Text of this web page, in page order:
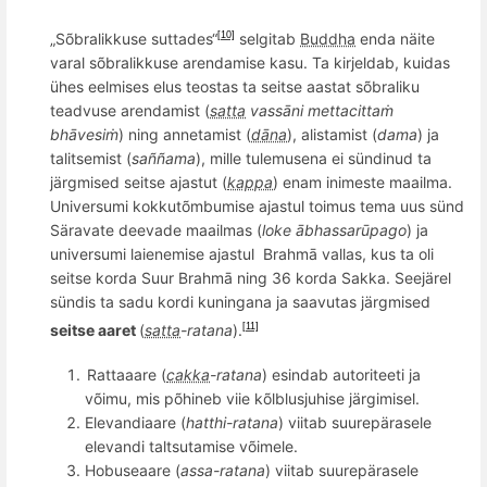
„Sõbralikkuse suttades“[10] selgitab Buddha enda näite
varal sõbralikkuse arendamise kasu. Ta kirjeldab, kuidas
ühes eelmises elus teostas ta seitse aastat sõbraliku
teadvuse arendamist (satta vassāni mettacittaṁ
bhāvesiṁ) ning annetamist (dāna), alistamist (dama) ja
talitsemist (saññama), mille tulemusena ei sündinud ta
järgmised seitse ajastut (kappa) enam inimeste maailma.
Universumi kokkutõmbumise ajastul toimus tema uus sünd
Säravate deevade maailmas (loke ābhassarūpago) ja
universumi laienemise ajastul Brahmā vallas, kus ta oli
seitse korda Suur Brahmā ning 36 korda Sakka. Seejärel
sündis ta sadu kordi kuningana ja saavutas järgmised
seitse aaret (satta-ratana). [11]
Rattaaare (cakka-ratana) esindab autoriteeti ja
võimu, mis põhineb viie kõlblusjuhise järgimisel.
Elevandiaare (hatthi-ratana) viitab suurepärasele
elevandi taltsutamise võimele.
Hobuseaare (assa-ratana) viitab suurepärasele